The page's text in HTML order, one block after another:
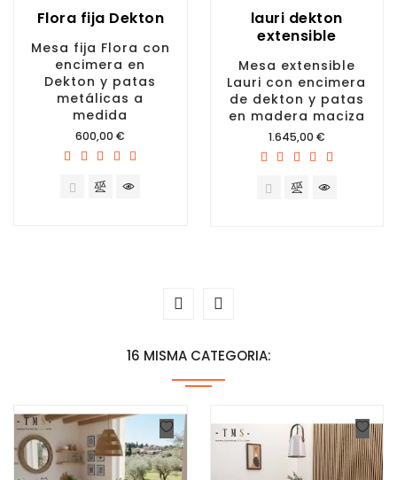
Flora fija Dekton
Mesa fija Flora con
encimera en
Dekton y patas
metálicas a
medida
Precio
600,00 €
lauri dekton
extensible
Mesa extensible
Lauri con encimera
de dekton y patas
en madera maciza
Precio
1.645,00 €
16 MISMA CATEGORIA: